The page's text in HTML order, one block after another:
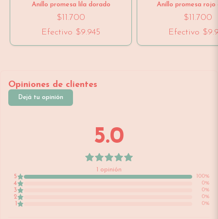
Anillo promesa lila dorado
$11.700
Efectivo $9.945
Anillo promesa rojo
$11.700
Efectivo
Opiniones de clientes
Dejá tu opinión
5.0
1 opinión
5
100%
4 0%
3 0%
2 0%
1 0%